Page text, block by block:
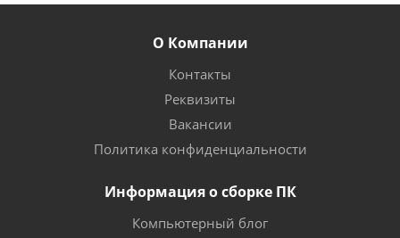
О Компании
Контакты
Реквизиты
Вакансии
Политика конфиденциальности
Информация о сборке ПК
Компьютерный блог